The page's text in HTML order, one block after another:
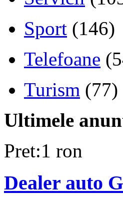
Sport (146)
Telefoane
Turism (77)
Ultimele
Pret:1 ron
Dealer auto